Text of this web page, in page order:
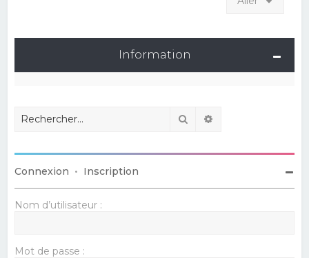
Information
Rechercher
Connexion • Inscription
Nom d’utilisateur :
Mot de passe :